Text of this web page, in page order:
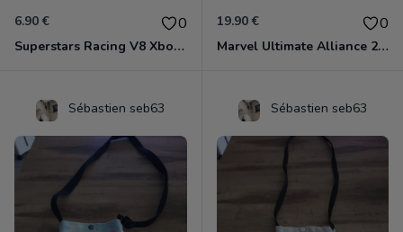
6.90 € 0
Superstars Racing V8 Xbox 360
19.90 € 0
Marvel Ultimate Alliance 2 Xbox 360
Sébastien seb63 Sébastien seb63